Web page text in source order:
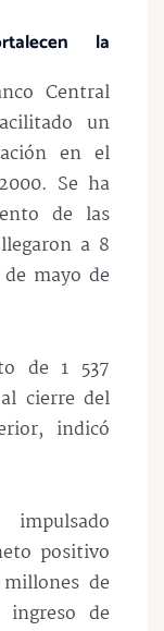
la
Central
un
en el
Se ha
de las
a 8
mayo de
de 1 537
cierre del
indicó
positivo
de
de